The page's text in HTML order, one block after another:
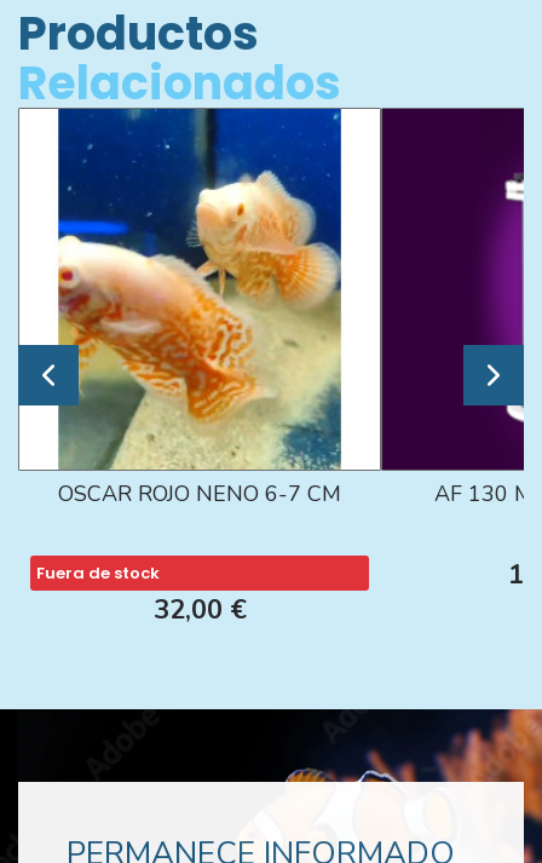
Productos
Relacionados
OSCAR ROJO NENO 6-7 CM
Fuera de stock
32,00 €
AF 130
PERMANECE INFORMADO